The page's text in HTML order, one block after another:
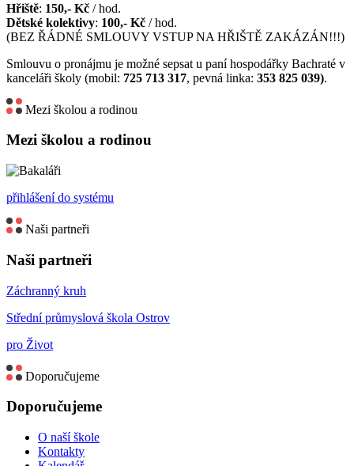
Hřiště: 150,- Kč / hod.
Dětské kolektivy: 100,- Kč / hod.
(BEZ ŘÁDNÉ SMLOUVY VSTUP NA HŘIŠTĚ ZAKÁZÁN!!!)
Smlouvu o pronájmu je možné sepsat u paní hospodářky Bachraté v
kanceláři školy (mobil: 725 713 317, pevná linka: 353 825 039).
Mezi školou a rodinou
Mezi školou a rodinou
přihlášení do systému
Naši partneři
Naši partneři
Záchranný kruh
Střední průmyslová škola Ostrov
pro Život
Doporučujeme
Doporučujeme
O naší škole
Kontakty